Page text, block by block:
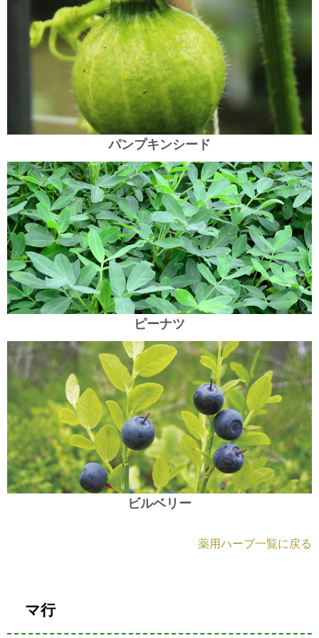
パンプキンシード
ピーナツ
ビルベリー
薬用ハーブ一覧に戻る
マ行